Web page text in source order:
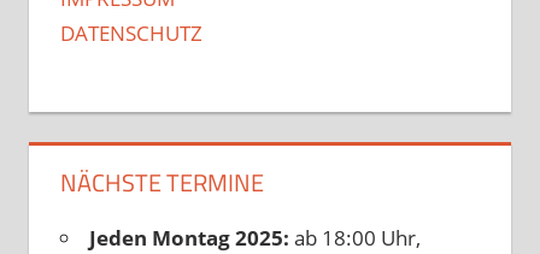
DATENSCHUTZ
NÄCHSTE TERMINE
Jeden Montag 2025: ab 18:00 Uhr,